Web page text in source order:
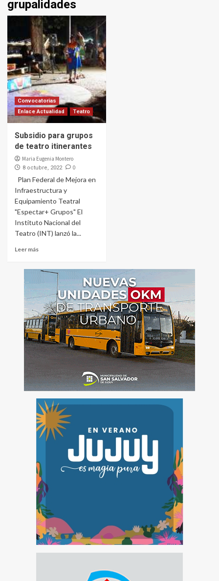
grupalidades
Convocatorias
Enlace Actualidad
Teatro
Subsidio para grupos
de teatro itinerantes
Maria Eugenia Montero
8 octubre, 2022 0
Plan Federal de Mejora en
Infraestructura y
Equipamiento Teatral
"Espectar+ Grupos" El
Instituto Nacional del
Teatro (INT) lanzó la...
Leer más